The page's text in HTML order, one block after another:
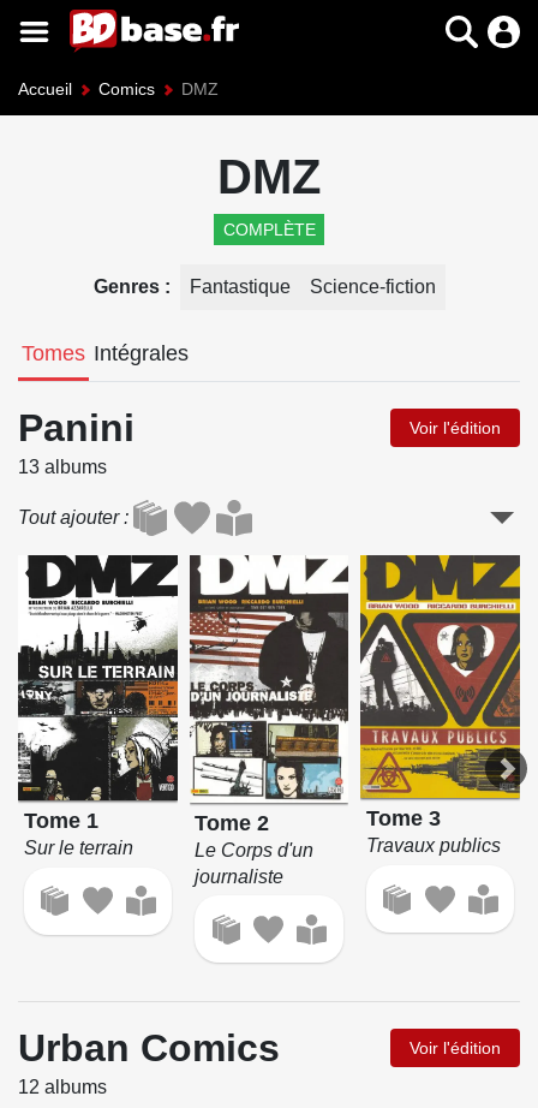
Accueil Comics DMZ
DMZ
COMPLÈTE
Genres Fantastique Science-fiction
Tomes Intégrales
Panini Voir l'édition
13 albums
Tout ajouter
Tome 1
Sur le terrain
Tome 2
Le Corps d'un
journaliste
Tome 3
Travaux publics
Urban Comics Voir l'édition
12 albums